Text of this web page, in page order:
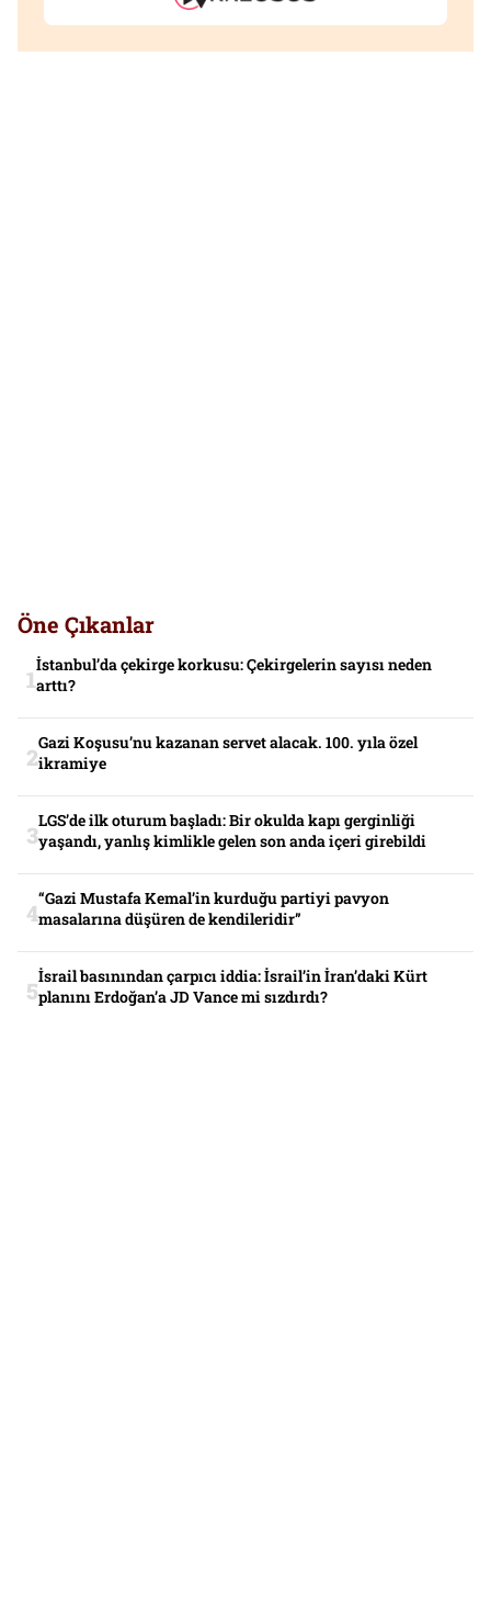
Öne Çıkanlar
İstanbul’da çekirge korkusu: Çekirgelerin sayısı neden
arttı?
Gazi Koşusu’nu kazanan servet alacak. 100. yıla özel
ikramiye
LGS’de ilk oturum başladı: Bir okulda kapı gerginliği
yaşandı, yanlış kimlikle gelen son anda içeri girebildi
“Gazi Mustafa Kemal’in kurduğu partiyi pavyon
masalarına düşüren de kendileridir”
İsrail basınından çarpıcı iddia: İsrail’in İran’daki Kürt
planını Erdoğan’a JD Vance mi sızdırdı?